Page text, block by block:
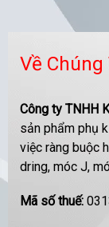
Về Chúng
Công ty TNHH
sản phẩm phụ
việc ràng buộc
dring, móc J,
Mã số thuế: